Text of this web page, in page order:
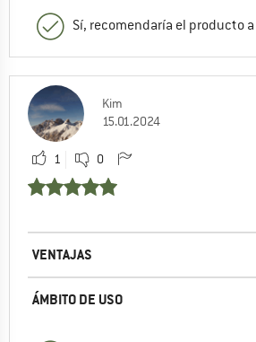
Sí, recomendaría el producto
Kim
15.01.2024
1 0
VENTAJAS
ÁMBITO DE USO